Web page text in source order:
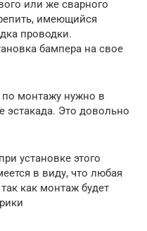
или же сварного
имеющийся
проводки.
бампера на свое
монтажу нужно в
эстакада. Это довольно
установке этого
в виду, что любая
как монтаж будет